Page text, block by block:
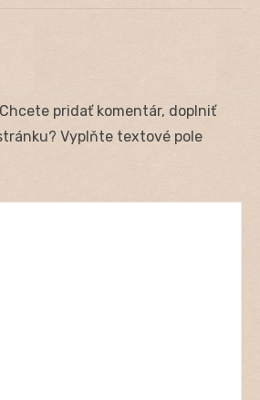
pridať komentár, doplniť
Vyplňte textové pole